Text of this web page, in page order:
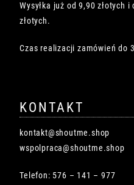
Wysyłka już od 9,90 złotych i
złotych.
Czas realizacji zamówień do
KONTAKT
kontakt@shoutme.shop
wspolpraca@shoutme.shop
Telefon: 576 – 141 – 977